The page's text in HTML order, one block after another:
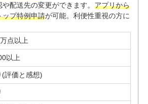
配送先の変更ができます。アプリから
ップ特例申請が可能。利便性重視の方に
点以上
以上
(評価と感想)